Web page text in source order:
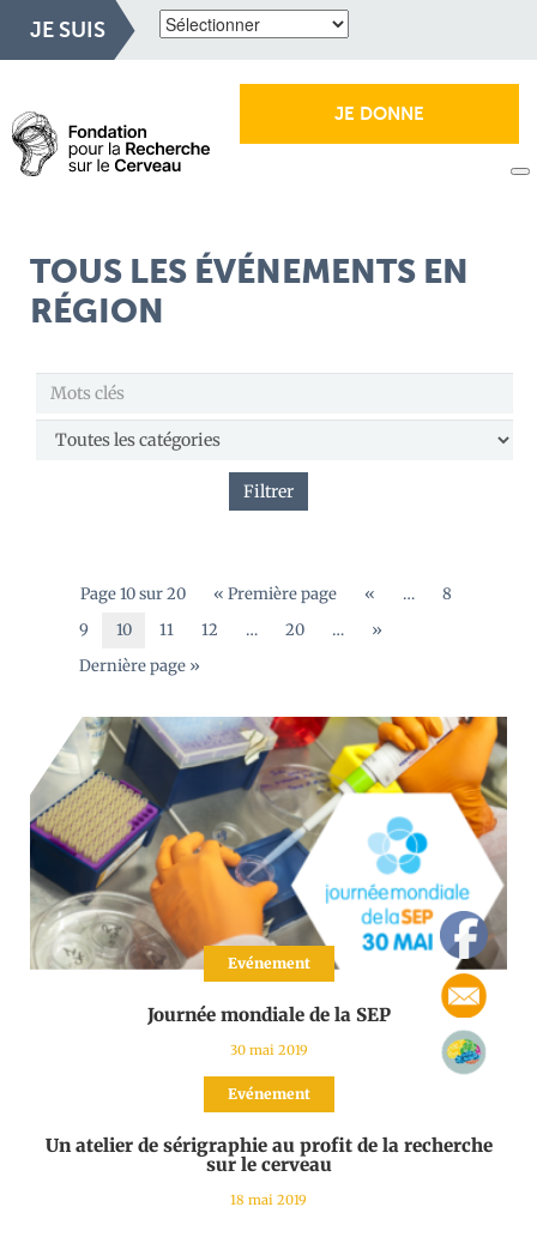
JE SUIS
JE DONNE
TOUS LES ÉVÉNEMENTS EN
RÉGION
Filtrer
Page 10 sur 20 « Première page « …
8
9
10 11 12 … 20 …
»
Dernière page »
Evénement
Journée mondiale de la SEP
30 mai 2019
Evénement
Un atelier de sérigraphie au profit de la recherche
sur le cerveau
18 mai 2019